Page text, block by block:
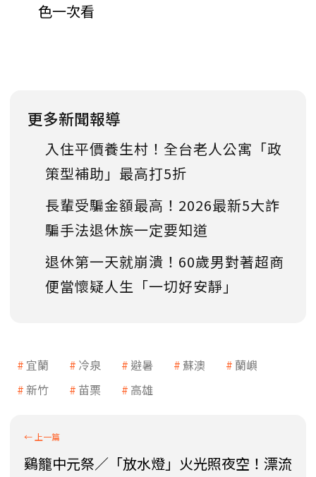
色一次看
更多新聞報導
入住平價養生村！全台老人公寓「政
策型補助」最高打5折
長輩受騙金額最高！2026最新5大詐
騙手法退休族一定要知道
退休第一天就崩潰！60歲男對著超商
便當懷疑人生「一切好安靜」
宜蘭 冷泉 避暑 蘇澳
蘭嶼
新竹
苗栗 高雄
鷄籠中元祭／「放水燈」火光照夜空！漂流